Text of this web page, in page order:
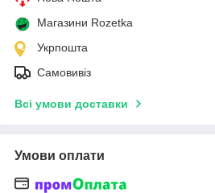
Магазини Rozetka
Укрпошта
Самовивіз
Всі умови доставки
Умови оплати